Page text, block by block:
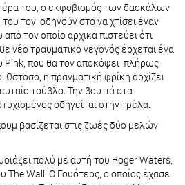
του, ο εκφοβισμός των δασκάλων
τον οδηγούν στο να χτίσει έναν
τον οποίο αρχικά πιστεύει ότι
νέο τραυματικό γεγονός έρχεται ένα
Pink, που θα τον αποκόψει πλήρως
η πραγματική φρίκη αρχίζει
τούβλο. Την βουτιά στα
οδηγείται στην τρέλα.
βασίζεται στις ζωές δύο μελών
πολύ με αυτή του Roger Waters,
The Wall. Ο Γουότερς, ο οποίος έχασε